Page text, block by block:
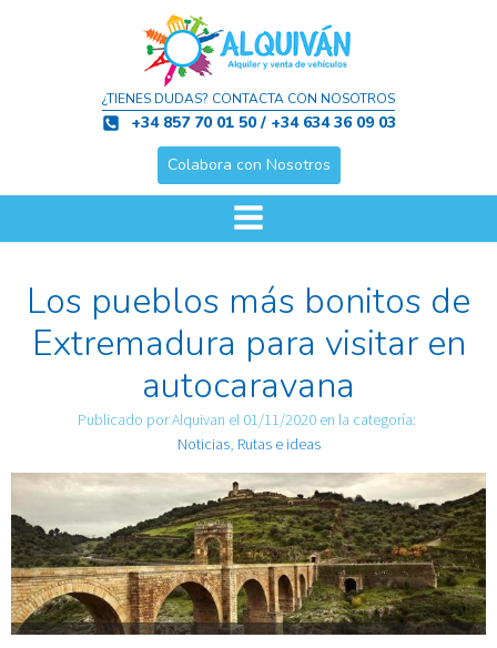
¿TIENES DUDAS? CONTACTA CON NOSOTROS
+34 857 70 01 50 / +34 634 36 09 03
Colabora con Nosotros
Los pueblos más bonitos de
Extremadura para visitar en
autocaravana
Publicado porAlquivan el 01/11/2020 en la categoría:
Noticias, Rutas e ideas